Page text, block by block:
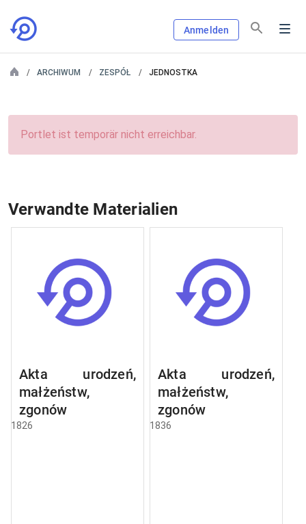
Anmelden
ARCHIWUM ZESPÓŁ JEDNOSTKA
Portlet ist temporär nicht erreichbar.
Verwandte Materialien
Akta urodzeń,
małżeństw,
zgonów
1826
Akta urodzeń,
małżeństw,
zgonów
1836